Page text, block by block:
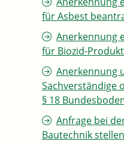
für Asbest
Anerkennung
für Biozid-
Anerkennung
Sachverständige
§ 18
Anfrage bei
Bautechnik stellen